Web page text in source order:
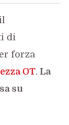
di
forza
OT. La
su